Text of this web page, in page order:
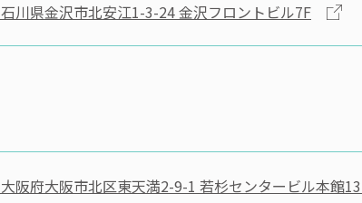
石川県金沢市北安江1-3-24 金沢フロントビル7F
大阪府大阪市北区東天満2-9-1 若杉センタービル本館